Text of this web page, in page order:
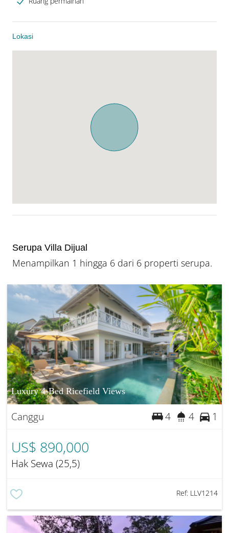
Lokasi
Serupa Villa Dijual
Menampilkan 1 hingga 6 dari 6 properti serupa.
Luxury 4-Bed Ricefield Views
Canggu 4 4 1
US$ 890,000
Hak Sewa (25,5)
Ref: LLV1214